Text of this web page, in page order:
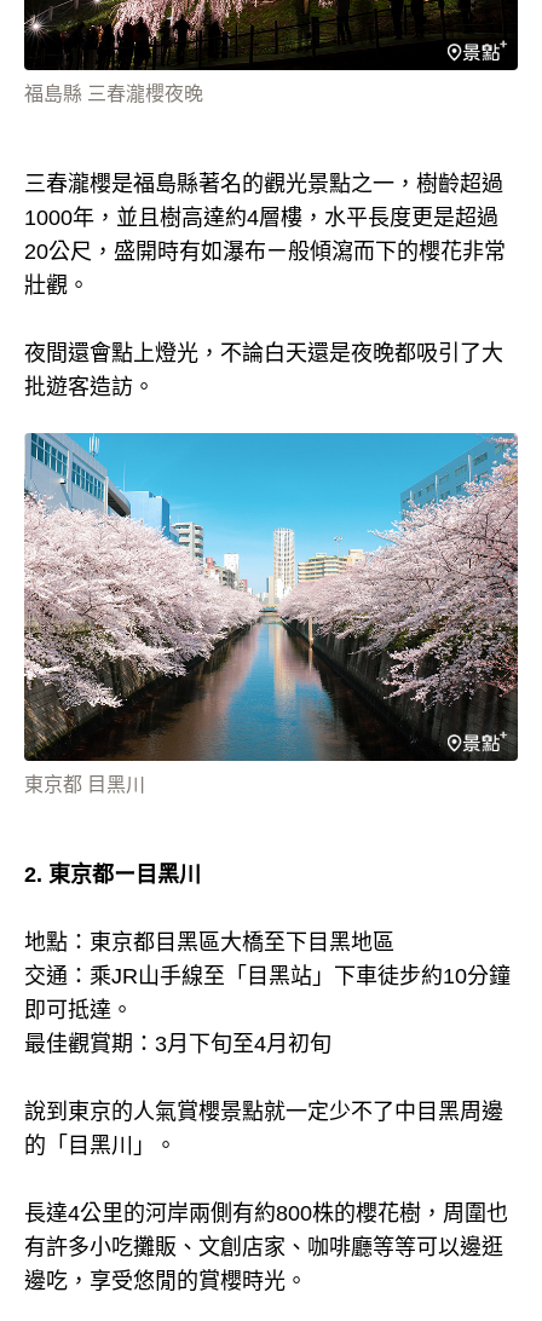
福島縣 三春瀧櫻夜晚
三春瀧櫻是福島縣著名的觀光景點之一，樹齡超過
1000年，並且樹高達約4層樓，水平長度更是超過
20公尺，盛開時有如瀑布ㄧ般傾瀉而下的櫻花非常
壯觀。
夜間還會點上燈光，不論白天還是夜晚都吸引了大
批遊客造訪。
東京都 目黑川
2. 東京都ー目黑川
地點：東京都目黑區大橋至下目黑地區
交通：乘JR山手線至「目黑站」下車徒步約10分鐘
即可抵達。
最佳觀賞期：3月下旬至4月初旬
說到東京的人氣賞櫻景點就一定少不了中目黑周邊
的「目黑川」。
長達4公里的河岸兩側有約800株的櫻花樹，周圍也
有許多小吃攤販、文創店家、咖啡廳等等可以邊逛
邊吃，享受悠閒的賞櫻時光。